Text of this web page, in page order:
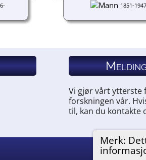
Merk:
1851-1947
Vi gjør vårt ytterste
forskningen vår.
til, kan du kontakte